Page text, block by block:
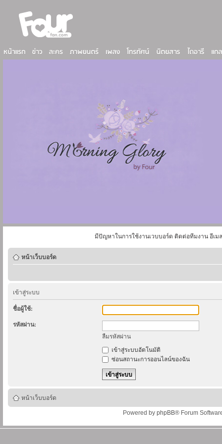
มีปัญหาในการใช้งานเวบบอร์ด ติดต่อทีมงาน อีเม
หน้าเว็บบอร์ด
เข้าสู่ระบบ
ชื่อผู้ใช้:
รหัสผ่าน:
ลืมรหัสผ่าน
เข้าสู่ระบบอัตโนมัติ
ซ่อนสถานะการออนไลน์ของฉัน
หน้าเว็บบอร์ด
Powered by phpBB® Forum